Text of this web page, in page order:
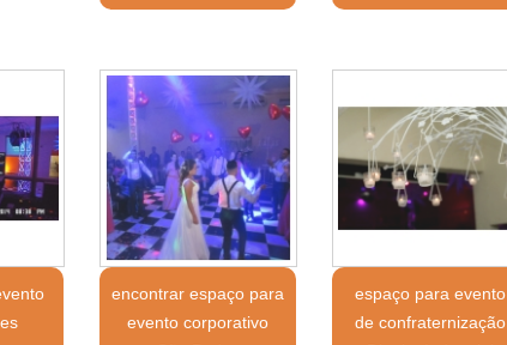
encontrar espaço para
evento corporativo
espaço para evento
de confraternização